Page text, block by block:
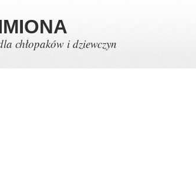
chłopaków i dziewczyn